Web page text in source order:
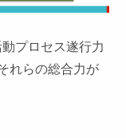
プロセス遂行力
れらの総合力が